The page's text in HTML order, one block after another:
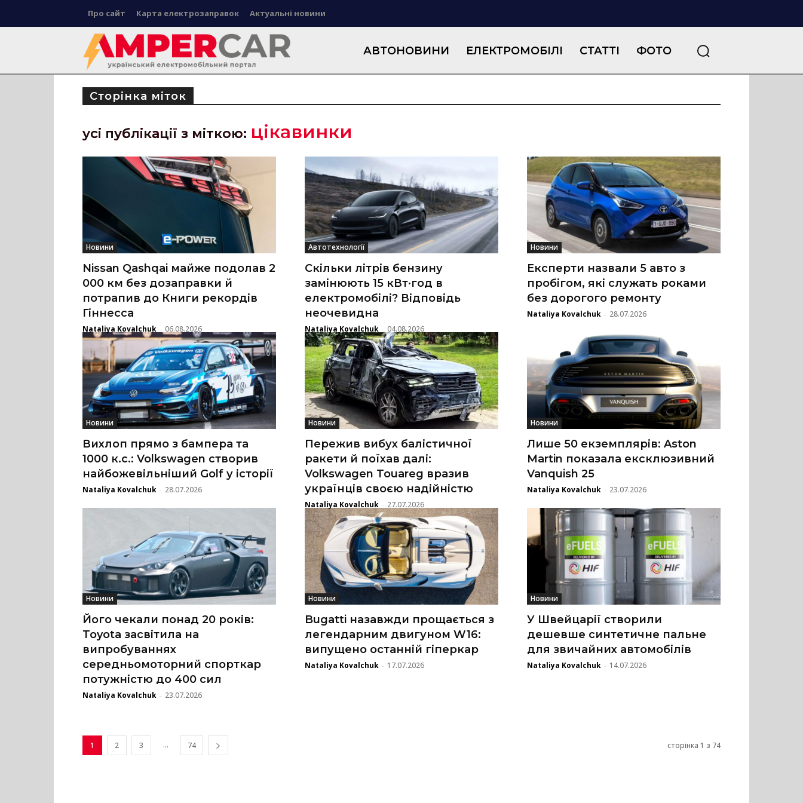
Про сайт Карта електрозаправок Актуальні новини
АВТОНОВИНИ ЕЛЕКТРОМОБІЛІ СТАТТІ ФОТО
Сторінка міток
усі публікації з міткою: цікавинки
Новини
Nissan Qashqai майже подолав 2
000 км без дозаправки й
потрапив до Книги рекордів
Гіннесса
Nataliya Kovalchuk - 06.08.2026
Автотехнології
Скільки літрів бензину
замінюють 15 кВт·год в
електромобілі? Відповідь
неочевидна
Nataliya Kovalchuk - 04.08.2026
Новини
Експерти назвали 5 авто з
пробігом, які служать роками
без дорогого ремонту
Nataliya Kovalchuk - 28.07.2026
Новини
Вихлоп прямо з бампера та
1000 к.с.: Volkswagen створив
найбожевільніший Golf у історії
Nataliya Kovalchuk - 28.07.2026
Новини
Пережив вибух балістичної
ракети й поїхав далі:
Volkswagen Touareg вразив
українців своєю надійністю
Nataliya Kovalchuk - 27.07.2026
Новини
Лише 50 екземплярів: Aston
Martin показала ексклюзивний
Vanquish 25
Nataliya Kovalchuk - 23.07.2026
Новини
Його чекали понад 20 років:
Toyota засвітила на
випробуваннях
середньомоторний спорткар
потужністю до 400 сил
Nataliya Kovalchuk - 23.07.2026
Новини
Bugatti назавжди прощається з
легендарним двигуном W16:
випущено останній гіперкар
Nataliya Kovalchuk - 17.07.2026
Новини
У Швейцарії створили
дешевше синтетичне пальне
для звичайних автомобілів
Nataliya Kovalchuk - 14.07.2026
1 2 3 ... 74 сторінка 1 з 74